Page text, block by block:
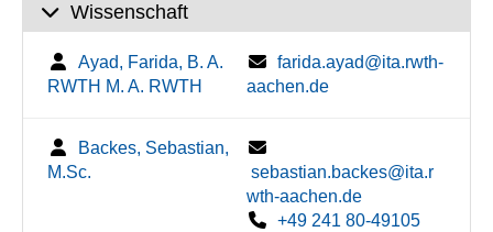
Wissenschaft
Ayad, Farida, B. A.
RWTH M. A. RWTH
farida.ayad@ita.rwth-
aachen.de
Backes, Sebastian,
M.Sc.
sebastian.backes@ita.r
wth-aachen.de
+49 241 80-49105